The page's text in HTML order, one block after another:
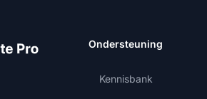
Ondersteuning
Kennisbank